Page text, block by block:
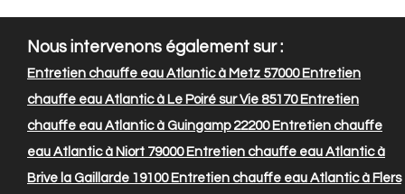
Nous intervenons également sur :
Entretien chauffe eau Atlantic à Metz 57000Entretien
chauffe eau Atlantic à Le Poiré sur Vie 85170Entretien
chauffe eau Atlantic à Guingamp 22200Entretien chauffe
eau Atlantic à Niort 79000Entretien chauffe eau Atlantic à
Brive la Gaillarde 19100Entretien chauffe eau Atlantic à Flers